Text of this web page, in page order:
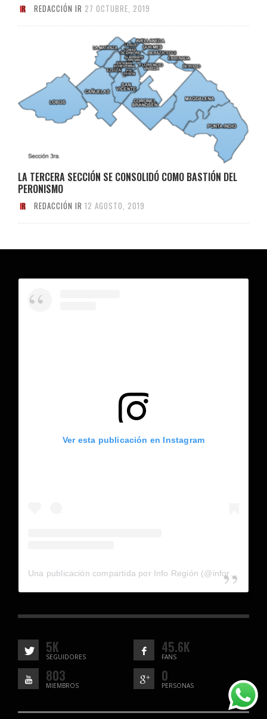
REDACCIÓN IR 27 OCTUBRE, 2019
LA TERCERA SECCIÓN SE CONSOLIDÓ COMO BASTIÓN DEL
PERONISMO
REDACCIÓN IR 12 AGOSTO, 2019
Ver esta publicación en Instagram
5K
SEGUIDORES
45.6K
FANS
803
MIEMBROS
0
PERSONAS